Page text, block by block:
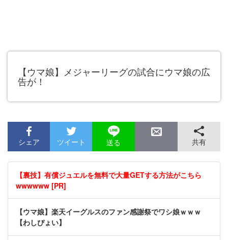
【ウマ娘】メジャーリーグの試合にウマ娘の広
告が！
シェア ツイート 送る 共有
【裏技】有償ジュエルを無料で大量GETする方法がこちら
wwwwww [PR]
【ウマ娘】楽天イーグルスのファン感謝祭でワシ娘ｗｗｗ
【わしぴょい】